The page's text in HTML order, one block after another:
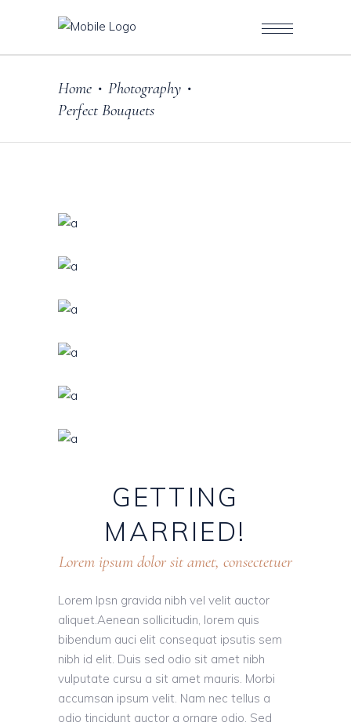
Home • Photography •
Perfect Bouquets
GETTING
MARRIED!
Lorem ipsum dolor sit amet, consectetuer
Lorem Ipsn gravida nibh vel velit auctor
aliquet.Aenean sollicitudin, lorem quis
bibendum auci elit consequat ipsutis sem
nibh id elit. Duis sed odio sit amet nibh
vulputate cursu a sit amet mauris. Morbi
accumsan ipsum velit. Nam nec tellus a
odio tincidunt auctor a ornare odio. Sed